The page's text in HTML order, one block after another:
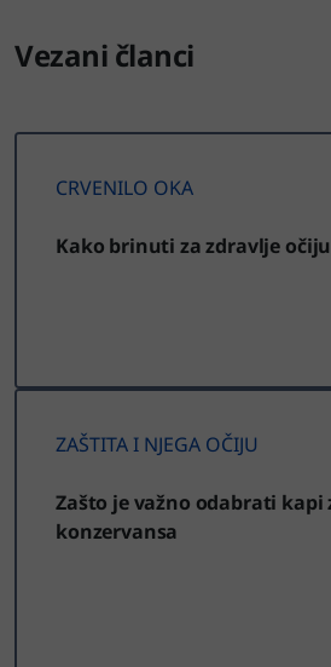
Vezani članci
CRVENILO OKA
Kako brinuti za zdravlje
ZAŠTITA I NJEGA OČIJU
Zašto je važno odabrati kapi
konzervansa